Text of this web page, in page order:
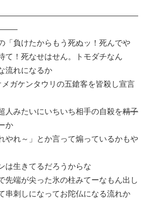
「負けたからもう死ぬッ！死んでや
て！死なせはせん。トモダチなん
流れになるか
ガケンタウリの五鎗客を皆殺し宣言
人みたいにいちいち相手の自殺を精子
か
やれ～」とか言って煽っているかもや
は生きてるだろうからな
先端が尖った氷の柱みてーなもん出し
串刺しになってお陀仏になる流れか